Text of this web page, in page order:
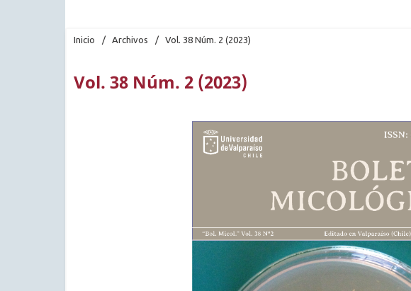
Inicio / Archivos / Vol. 38 Núm. 2 (2023)
Vol. 38 Núm. 2 (2023)